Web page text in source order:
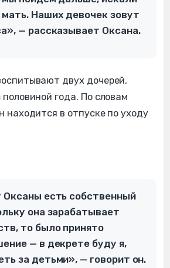
Наших девочек зовут
— рассказывает Оксана.
двух дочерей,
года. По словам
находится в отпуске по уходу
Оксаны есть собственный
она зарабатывает
то было принято
— в декрете буду я,
за детьми», — говорит он.